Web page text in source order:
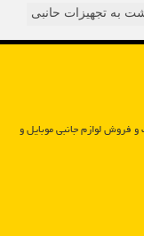
به تجهیزات حانبی
و فروش لوازم جانبی موبایل و